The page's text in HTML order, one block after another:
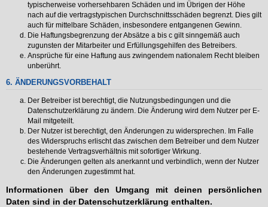
typischerweise vorhersehbaren Schäden und im Übrigen der Höhe
nach auf die vertragstypischen Durchschnittsschäden begrenzt. Dies gilt
auch für mittelbare Schäden, insbesondere entgangenen Gewinn.
Die Haftungsbegrenzung der Absätze a bis c gilt sinngemäß auch
zugunsten der Mitarbeiter und Erfüllungsgehilfen des Betreibers.
Ansprüche für eine Haftung aus zwingendem nationalem Recht bleiben
unberührt.
6. ÄNDERUNGSVORBEHALT
Der Betreiber ist berechtigt, die Nutzungsbedingungen und die
Datenschutzerklärung zu ändern. Die Änderung wird dem Nutzer per E-
Mail mitgeteilt.
Der Nutzer ist berechtigt, den Änderungen zu widersprechen. Im Falle
des Widerspruchs erlischt das zwischen dem Betreiber und dem Nutzer
bestehende Vertragsverhältnis mit sofortiger Wirkung.
Die Änderungen gelten als anerkannt und verbindlich, wenn der Nutzer
den Änderungen zugestimmt hat.
Informationen über den Umgang mit deinen persönlichen
Daten sind in der Datenschutzerklärung enthalten.